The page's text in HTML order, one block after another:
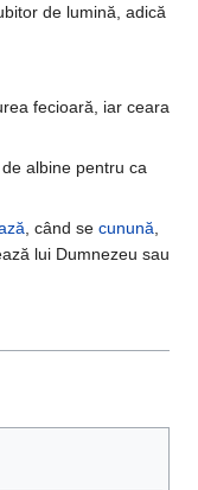
de lumină, adică
fecioară, iar ceara
albine pentru ca
, când se cunună
lui Dumnezeu sau